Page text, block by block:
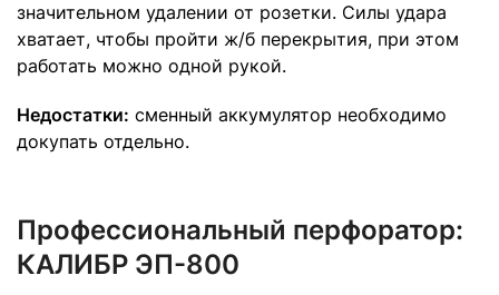
значительном удалении от розетки. Силы удара
хватает, чтобы пройти ж/б перекрытия, при этом
работать можно одной рукой.
Недостатки: сменный аккумулятор необходимо
докупать отдельно.
Профессиональный перфоратор:
КАЛИБР ЭП-800